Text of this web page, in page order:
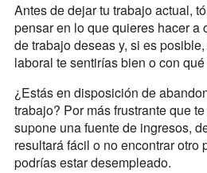
Antes de dejar tu trabajo actual,
pensar en lo que quieres hacer a
de trabajo deseas y, si es
laboral te sentirías bien o con
¿Estás en disposición de
trabajo? Por más frustrante que
supone una fuente de ingresos,
resultará fácil o no encontrar otro
podrías estar desempleado.